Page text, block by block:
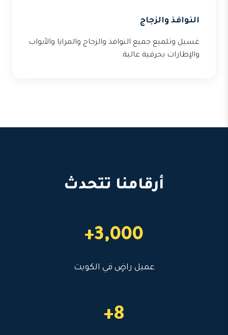
النوافذ والزجاج
غسيل وتلميع جميع النوافذ والزجاج والمرايا والأبواب
والإطارات بحرفية عالية.
أرقامنا تتحدث
3,000+
عميل راضٍ في الكويت
8+